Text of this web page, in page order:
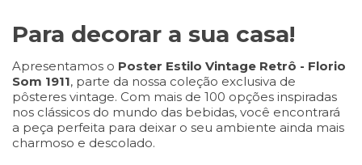
Para decorar a sua casa!
Apresentamos o Poster Estilo Vintage Retrô - Florio
Som 1911, parte da nossa coleção exclusiva de
pôsteres vintage. Com mais de 100 opções inspiradas
nos clássicos do mundo das bebidas, você encontrará
a peça perfeita para deixar o seu ambiente ainda mais
charmoso e descolado.